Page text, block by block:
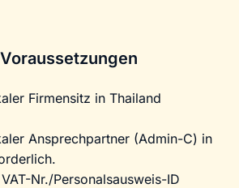
Firmensitz in Thailand
Ansprechpartner (Admin-C) in
Nr./Personalsausweis-ID